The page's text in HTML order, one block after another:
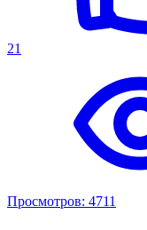
21
Просмотров: 4711